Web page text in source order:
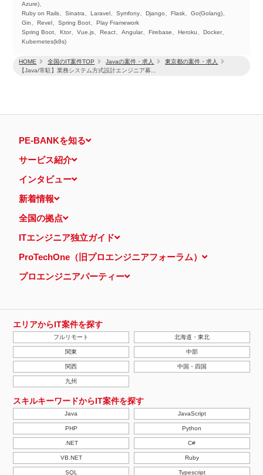
HOME 全国のIT案件TOP Javaの案件・求人
東京都の案件・求人
【Java/常駐】業務システム方式設計エンジニア募...
Azure)、
Ruby on Rails、Sinatra、Laravel、Symfony、Django、Flask、Go(Golang)、
Gin、Revel、Spring Boot、Play Framework
Spring Boot、Ktor、Vue.js、React、Angular、Firebase、Heroku、Docker、
Kubernetes(k8s)
PE-BANKを知る
サービス紹介
インタビュー
新着情報
全国の拠点
ITエンジニア独立ガイド
ProTechOne（旧プロエンジニアフォーラム）
プロエンジニアパーティー
エリアからIT案件を探す
フルリモート 北海道・東北
関東 中部
関西 中国・四国
九州
スキルキーワードからIT案件を探す
Java JavaScript
PHP Python
.NET C#
VB.NET Ruby
SQL Typescript